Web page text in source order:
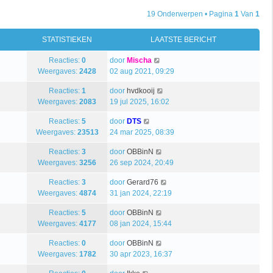
19 Onderwerpen • Pagina 1 Van 1
STATISTIEKEN LAATSTE BERICHT
Reacties: 0
Weergaves: 2428
door Mischa
02 aug 2021, 09:29
Reacties: 1
Weergaves: 2083
door hvdkooij
19 jul 2025, 16:02
Reacties: 5
Weergaves: 23513
door DTS
24 mar 2025, 08:39
Reacties: 3
Weergaves: 3256
door OBBinN
26 sep 2024, 20:49
Reacties: 3
Weergaves: 4874
door Gerard76
31 jan 2024, 22:19
Reacties: 5
Weergaves: 4177
door OBBinN
08 jan 2024, 15:44
Reacties: 0
Weergaves: 1782
door OBBinN
30 apr 2023, 16:37